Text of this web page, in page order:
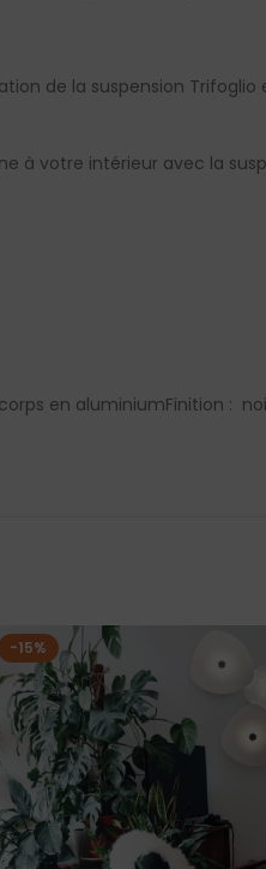
de la suspension
à votre intérieur avec la
en aluminiumFinition :
-15%